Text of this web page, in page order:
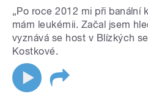
„Po roce 2012 mi při banální
mám leukémii. Začal jsem
vyznává se host v Blízkých
Kostkové.